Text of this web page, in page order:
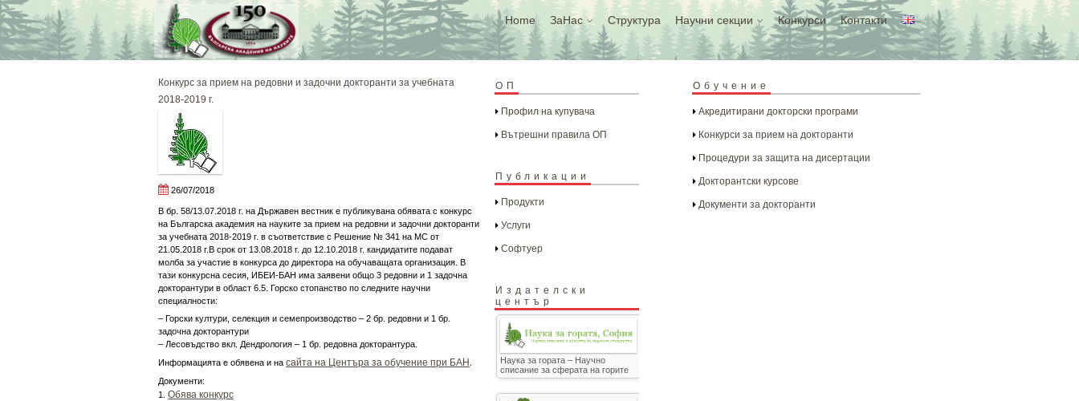
Skip
to
content
Home ЗаНас Структура Научни секции Конкурси Контакти
Конкурс за прием на редовни и задочни докторанти за учебната
2018-2019 г.
26/07/2018
В бр. 58/13.07.2018 г. на Държавен вестник е публикувана обявата с конкурс
на Българска академия на науките за прием на редовни и задочни докторанти
за учебната 2018-2019 г. в съответствие с Решение № 341 на МС от
21.05.2018 г.В срок от 13.08.2018 г. до 12.10.2018 г. кандидатите подават
молба за участие в конкурса до директора на обучаващата организация. В
тази конкурсна сесия, ИБЕИ-БАН има заявени общо 3 редовни и 1 задочна
докторантури в област 6.5. Горско стопанство по следните научни
специалности:
– Горски култури, селекция и семепроизводство – 2 бр. редовни и 1 бр.
задочна докторантури
– Лесовъдство вкл. Дендрология – 1 бр. редовна докторантура.
Информацията е обявена и на сайта на Центъра за обучение при БАН
Документи:
1. Обява конкурс
ОП
Профил на купувача
Вътрешни правила ОП
Публикации
Продукти
Услуги
Софтуер
Издателски
център
Наука за гората – Научно
списание за сферата на горите
Обучение
Акредитирани докторски програми
Конкурси за прием на докторанти
Процедури за защита на дисертации
Докторантски курсове
Документи за докторанти